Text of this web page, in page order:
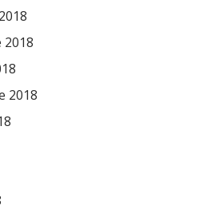
2018